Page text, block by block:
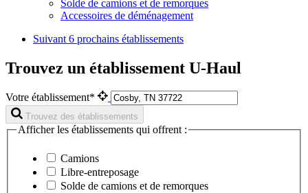
Solde de camions et de remorques
Accessoires de déménagement
Suivant 6 prochains établissements
Trouvez un établissement U-Haul
Votre établissement*
Trouvez des établissements
Afficher les établissements qui offrent :
Camions
Libre-entreposage
Solde de camions et de remorques